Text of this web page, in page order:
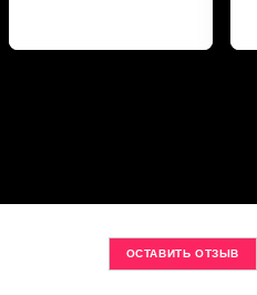
ОСТАВИТЬ ОТЗЫВ